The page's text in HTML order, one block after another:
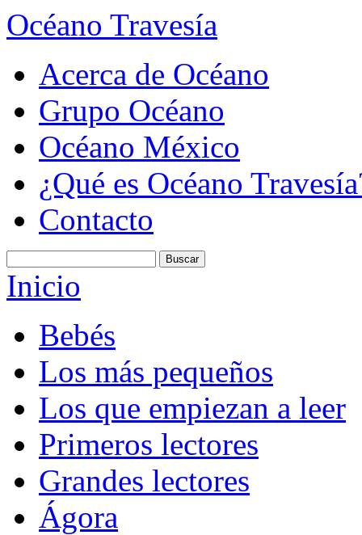
Océano Travesía
Acerca de Océano
Grupo Océano
Océano México
¿Qué es Océano
Contacto
Inicio
Bebés
Los más pequeños
Los que empiezan a leer
Primeros lectores
Grandes lectores
Ágora